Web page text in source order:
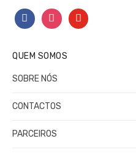
facebookinstagramyoutube
QUEM SOMOS
SOBRE NÓS
CONTACTOS
PARCEIROS